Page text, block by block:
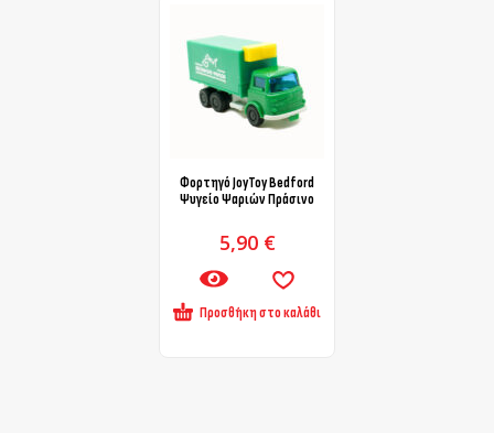
Φορτηγό JoyToy Bedford
Ψυγείο Ψαριών Πράσινο
5,90 €
Προσθήκη στο καλάθι